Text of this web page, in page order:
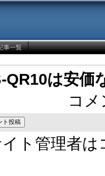
事一覧
QR10は安
コ
ト管理者